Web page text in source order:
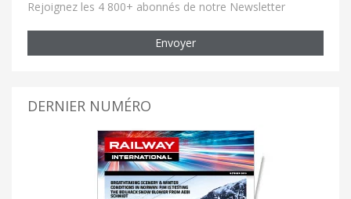
Rejoignez les 4 800+ abonnés de notre Newsletter
Envoyer
DERNIER NUMÉRO